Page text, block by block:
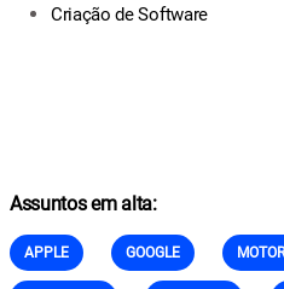
Criação de Software
Assuntos em alta:
APPLE GOOGLE